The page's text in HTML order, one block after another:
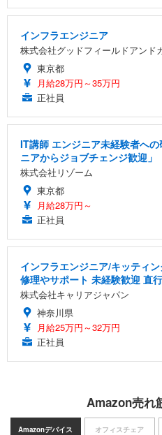
インフラエンジニア
株式会社グッドフィールドアンド
東京都
月給28万円～35万円
正社員
IT講師 エンジニア未経験者へ
ニアからジョブチェンジ歓迎」
株式会社リゾーム
東京都
月給28万円～
正社員
インフラエンジニア/キッティ
修理やサポート 未経験歓迎 直
株式会社キャリアジャパン
神奈川県
月給25万円～32万円
正社員
Amazon売れ
Amazonデバイス オフィスチェア